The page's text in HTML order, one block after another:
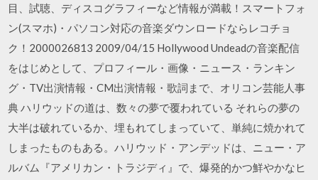
目、試聴、ディスコグラフィーなど情報が満載！スマートフォ
ン(スマホ)・パソコン対応の音楽ダウンロードならレコチョ
ク！2000026813 2009/04/15 Hollywood Undeadの音楽配信
をはじめとして、プロフィール・画像・ニュース・ランキン
グ・TV出演情報・CM出演情報・歌詞まで、オリコン芸能人事
典 ハリウッドの道は、数々の夢で覆われている それらの夢の
大半は破れているか、埋もれてしまっていて、単純に焼かれて
しまったものもある。ハリウッド・アンデッドは、ニュー・ア
ルバム『アメリカン・トラジディ』で、爆発的かつ鮮やかなヒ